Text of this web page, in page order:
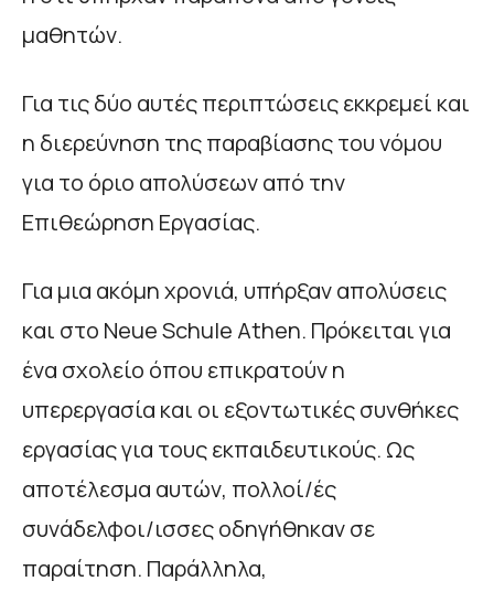
μαθητών.
Για τις δύο αυτές περιπτώσεις εκκρεμεί και
η διερεύνηση της παραβίασης του νόμου
για το όριο απολύσεων από την
Επιθεώρηση Εργασίας.
Για μια ακόμη χρονιά, υπήρξαν απολύσεις
και στο Neue Schule Athen. Πρόκειται για
ένα σχολείο όπου επικρατούν η
υπερεργασία και οι εξοντωτικές συνθήκες
εργασίας για τους εκπαιδευτικούς. Ως
αποτέλεσμα αυτών, πολλοί/ές
συνάδελφοι/ισσες οδηγήθηκαν σε
παραίτηση. Παράλληλα,